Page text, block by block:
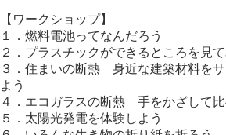
【ワークショップ】
１．燃料電池ってなんだろう
２．プラスチックができるところを見て
３．住まいの断熱 身近な建築材料を
よう
４．エコガラスの断熱 手をかざして比
５．太陽光発電を体験しよう